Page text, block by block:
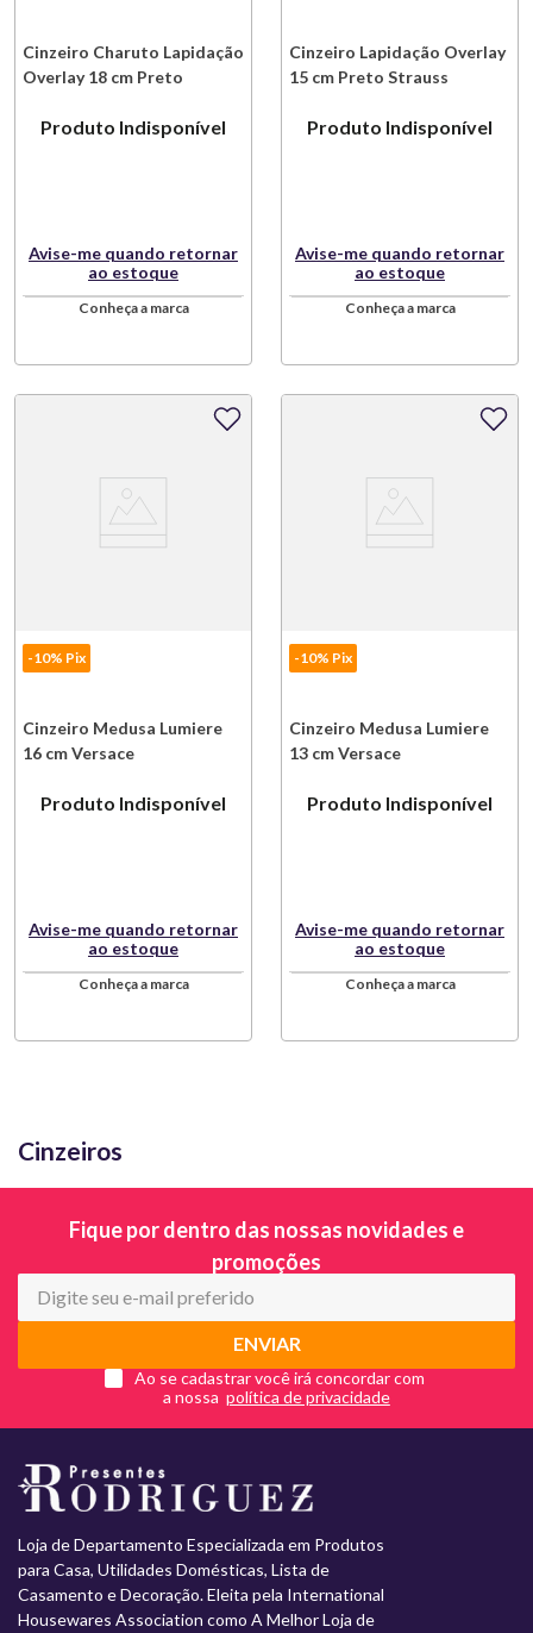
Cinzeiro Charuto Lapidação
Overlay 18 cm Preto
Produto Indisponível
Avise-me quando retornar
ao estoque
Conheça a marca
Cinzeiro Lapidação Overlay
15 cm Preto Strauss
Produto Indisponível
Avise-me quando retornar
ao estoque
Conheça a marca
-10% Pix
Cinzeiro Medusa Lumiere
16 cm Versace
Produto Indisponível
Avise-me quando retornar
ao estoque
Conheça a marca
-10% Pix
Cinzeiro Medusa Lumiere
13 cm Versace
Produto Indisponível
Avise-me quando retornar
ao estoque
Conheça a marca
Cinzeiros
Fique por dentro das nossas novidades e
promoções
ENVIAR
Ao se cadastrar você irá concordar com
a nossa
Loja de Departamento Especializada em Produtos
para Casa, Utilidades Domésticas, Lista de
Casamento e Decoração. Eleita pela International
Housewares Association como A Melhor Loja de